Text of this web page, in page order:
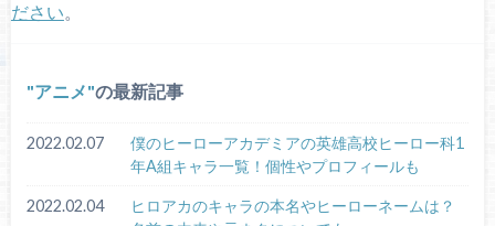
ださい。
アニメ の最新記事
2022.02.07
僕のヒーローアカデミアの英雄高校ヒーロー科1
年A組キャラ一覧！個性やプロフィールも
2022.02.04
ヒロアカのキャラの本名やヒーローネームは？